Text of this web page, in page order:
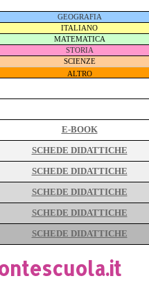
GEOGRAFIA
ITALIANO
MATEMATICA
STORIA
SCIENZE
ALTRO
E-BOOK
SCHEDE DIDATTICHE
SCHEDE DIDATTICHE
SCHEDE DIDATTICHE
SCHEDE DIDATTICHE
SCHEDE DIDATTICHE